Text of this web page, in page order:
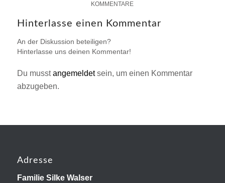
KOMMENTARE
Hinterlasse einen Kommentar
An der Diskussion beteiligen?
Hinterlasse uns deinen Kommentar!
Du musstangemeldetsein, um einen Kommentar
abzugeben.
Adresse
Familie Silke Walser